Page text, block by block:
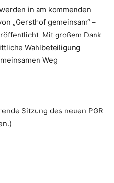
in am kommenden
„Gersthof gemeinsam“ –
Mit großem Dank
Wahlbeteiligung
Weg
Sitzung des neuen PGR